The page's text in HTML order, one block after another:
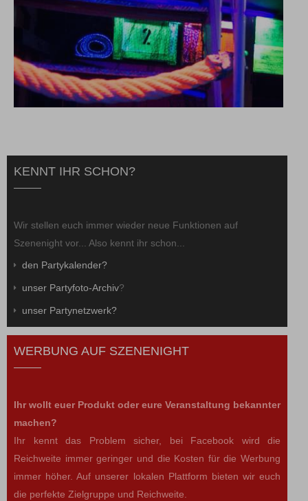
KENNT IHR SCHON?
Wir stellen euch immer wieder neue Funktionen auf
Szenenight vor... Also kennt ihr schon...
den Partykalender?
unser Partyfoto-Archiv?
unser Partynetzwerk?
WERBUNG AUF SZENENIGHT
Ihr wollt euer Produkt oder eure Veranstaltung bekannter
machen?
Ihr kennt das Problem sicher, bei Facebook wird die
Reichweite immer geringer und die Kosten für die Werbung
immer höher. Auf unserer lokalen Plattform bieten wir euch
die perfekte Zielgruppe und Reichweite.